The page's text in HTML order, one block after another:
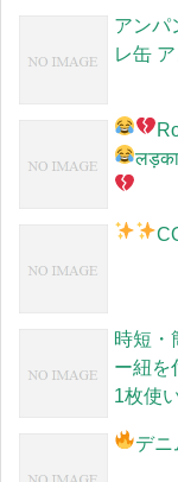
アンパ
レ缶
時短・
ー紐を
1枚使
デニ